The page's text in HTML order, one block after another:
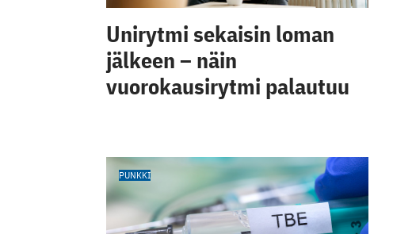
Unirytmi sekaisin loman
jälkeen – näin
vuorokausirytmi palautuu
PUNKKI